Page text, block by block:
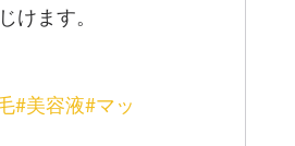
けます。
#美容液#マッ